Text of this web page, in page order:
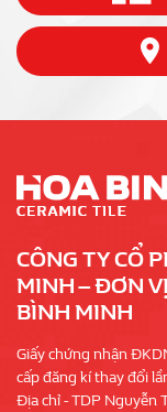
CÔNG TY CỔ
MINH – ĐƠN
BÌNH MINH
Giấy chứng nhận
cấp đăng kí thay đổi
Địa chỉ - TDP Nguyễn